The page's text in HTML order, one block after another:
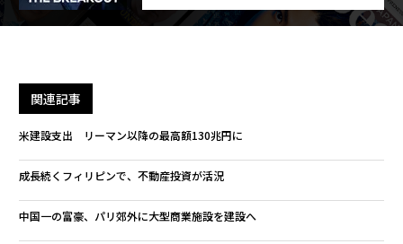
関連記事
米建設支出 リーマン以降の最高額130兆円に
成長続くフィリピンで、不動産投資が活況
中国一の富豪、パリ郊外に大型商業施設を建設へ